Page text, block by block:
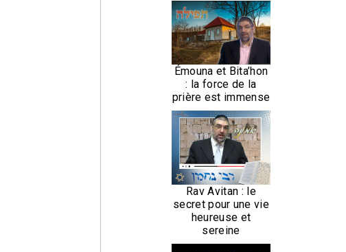
Émouna et Bita’hon
: la force de la
prière est immense
Rav Avitan : le
secret pour une vie
heureuse et
sereine